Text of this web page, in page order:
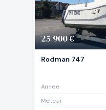
25 900 €
Rodman 747
Annee
Moteur